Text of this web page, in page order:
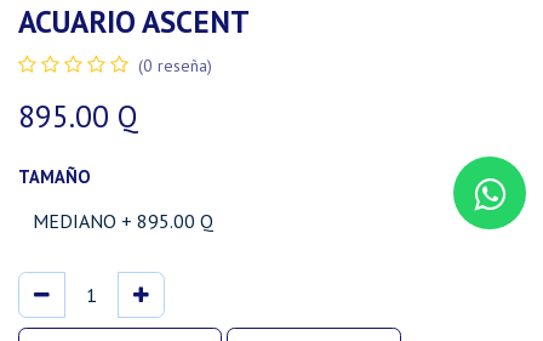
ACUARIO ASCENT
(0 reseña)
895.00 Q
TAMAÑO